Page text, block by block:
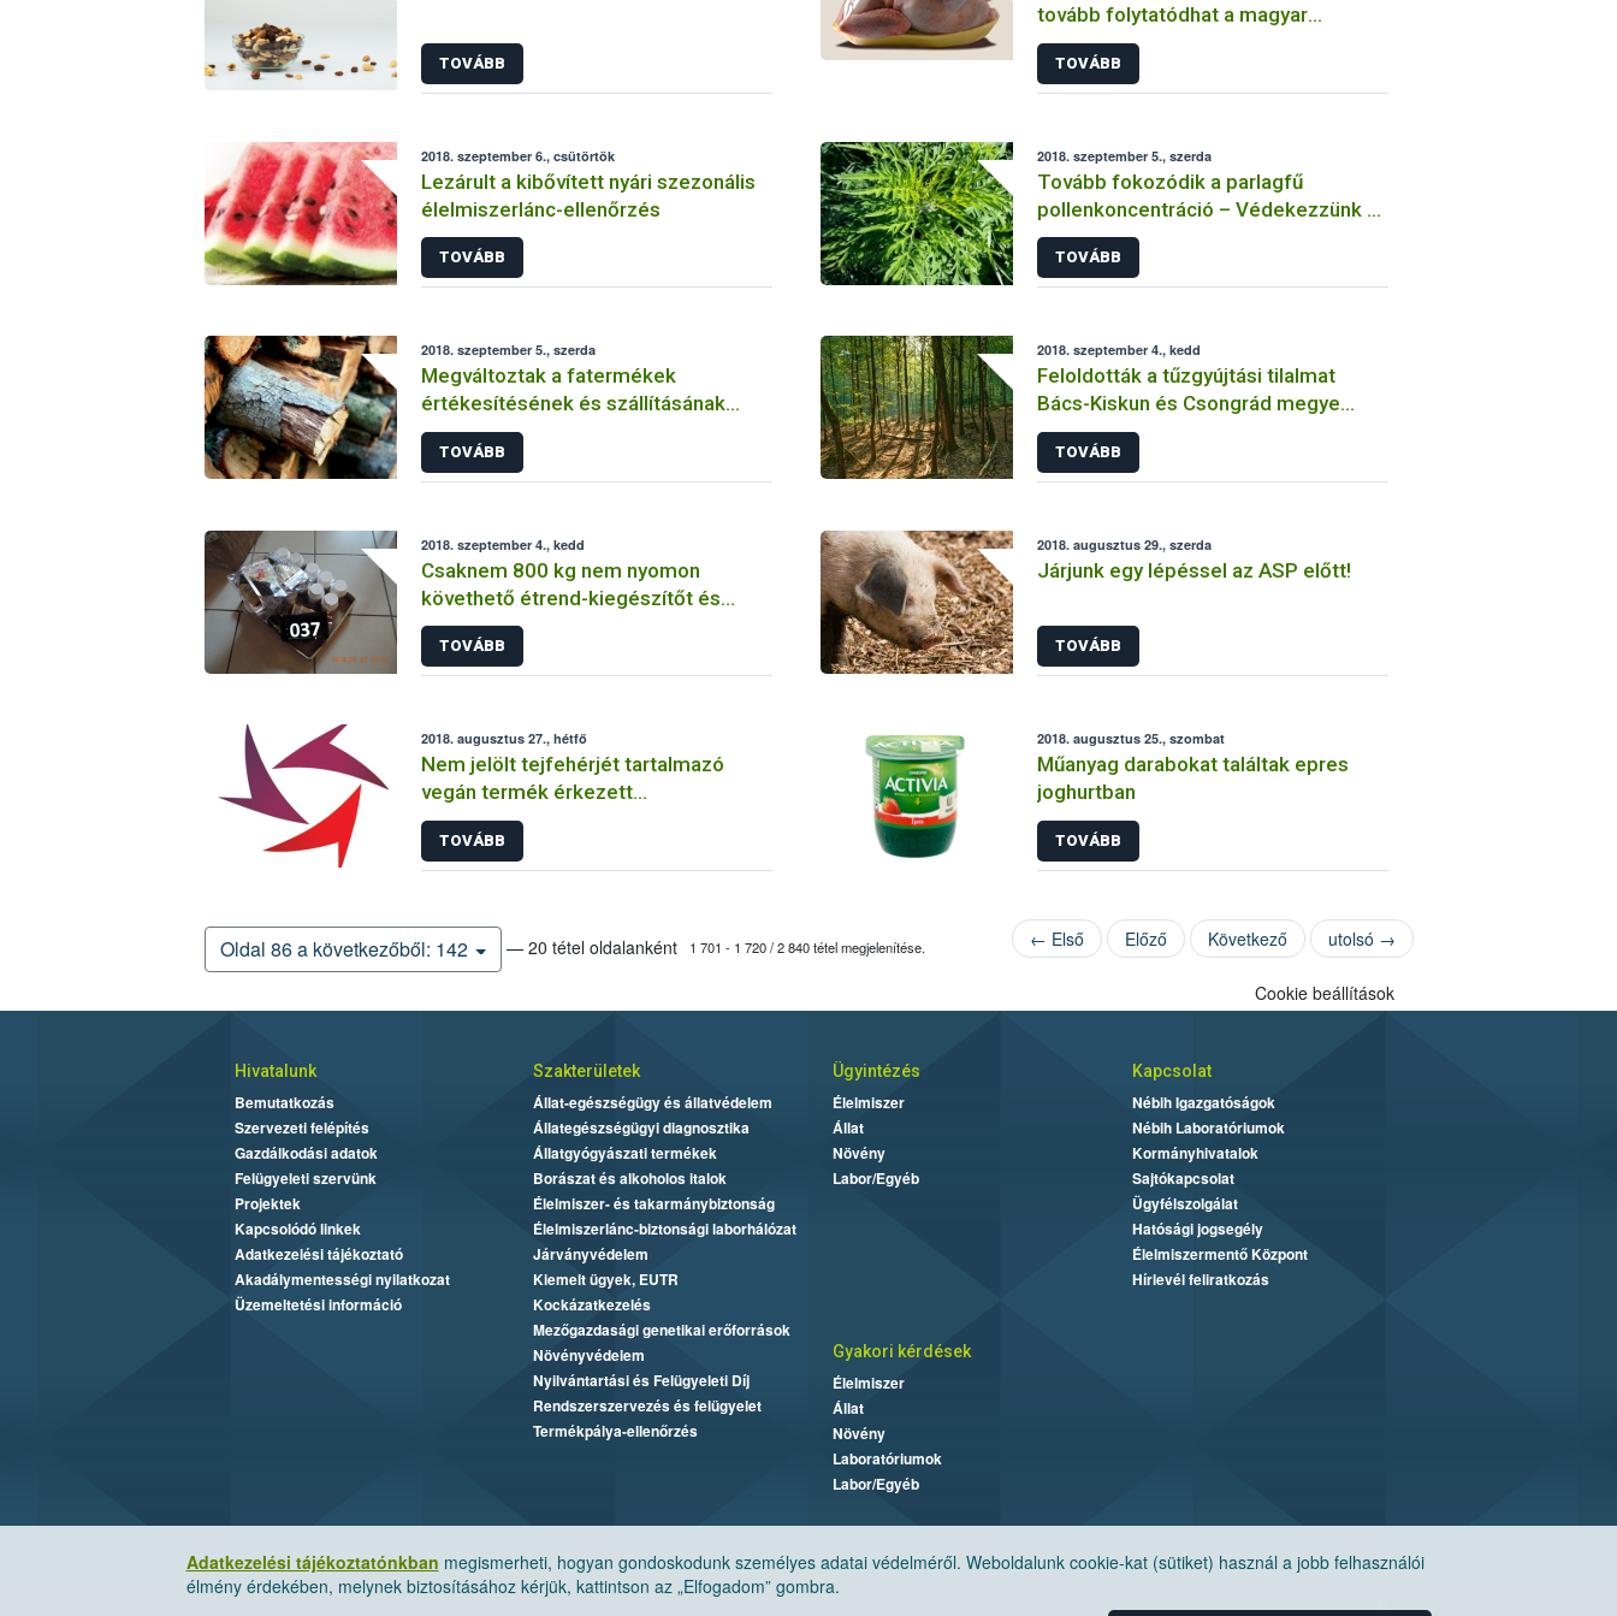
TOVÁBB
tovább folytatódhat a magyar
baromfihús japán exportja
TOVÁBB
2018. szeptember 6., csütörtök
Lezárult a kibővített nyári szezonális
élelmiszerlánc-ellenőrzés
TOVÁBB
2018. szeptember 5., szerda
Tovább fokozódik a parlagfű
pollenkoncentráció – Védekezzünk a
parlagfű ellen!
TOVÁBB
2018. szeptember 5., szerda
Megváltoztak a fatermékek
értékesítésének és szállításának
szabályai
TOVÁBB
2018. szeptember 4., kedd
Feloldották a tűzgyújtási tilalmat
Bács-Kiskun és Csongrád megye
területén
TOVÁBB
2018. szeptember 4., kedd
Csaknem 800 kg nem nyomon
követhető étrend-kiegészítőt és
étrend-kiegészítő alapanyagot vont ki
a forgalomból a Nébih
TOVÁBB
2018. augusztus 29., szerda
Járjunk egy lépéssel az ASP előtt!
TOVÁBB
2018. augusztus 27., hétfő
Nem jelölt tejfehérjét tartalmazó
vegán termék érkezett
Magyarországra
TOVÁBB
2018. augusztus 25., szombat
Műanyag darabokat találtak epres
joghurtban
TOVÁBB
Oldal 86 a következőből: 142 — 20 tétel oldalanként 1 701 - 1 720 / 2 840 tétel megjelenítése. ← Első Előző Következő utolsó →
Adatkezelési tájékoztatónkban megismerheti, hogyan gondoskodunk személyes adatai védelméről. Weboldalunk cookie-kat (sütiket) használ a jobb felhasználói
élmény érdekében, melynek biztosításához kérjük, kattintson az „Elfogadom” gombra.
Cookie beállítások
Hivatalunk
Bemutatkozás
Szervezeti felépítés
Gazdálkodási adatok
Felügyeleti szervünk
Projektek
Kapcsolódó linkek
Adatkezelési tájékoztató
Akadálymentességi nyilatkozat
Üzemeltetési információ
Szakterületek
Állat-egészségügy és állatvédelem
Állategészségügyi diagnosztika
Állatgyógyászati termékek
Borászat és alkoholos italok
Élelmiszer- és takarmánybiztonság
Élelmiszerlánc-biztonsági laborhálózat
Járványvédelem
Kiemelt ügyek, EUTR
Kockázatkezelés
Mezőgazdasági genetikai erőforrások
Növényvédelem
Nyilvántartási és Felügyeleti Díj
Rendszerszervezés és felügyelet
Termékpálya-ellenőrzés
Ügyintézés
Élelmiszer
Állat
Növény
Labor/Egyéb
Kapcsolat
Nébih Igazgatóságok
Nébih Laboratóriumok
Kormányhivatalok
Sajtókapcsolat
Ügyfélszolgálat
Hatósági jogsegély
Élelmiszermentő Központ
Hírlevél feliratkozás
Gyakori kérdések
Élelmiszer
Állat
Növény
Laboratóriumok
Labor/Egyéb